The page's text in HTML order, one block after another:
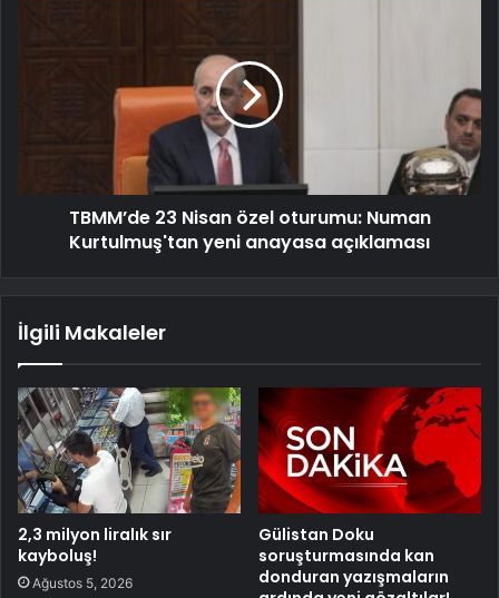
TBMM’de 23 Nisan özel oturumu: Numan
Kurtulmuş'tan yeni anayasa açıklaması
İlgili Makaleler
2,3 milyon liralık sır
kayboluş!
Ağustos 5, 2026
Gülistan Doku
soruşturmasında kan
donduran yazışmaların